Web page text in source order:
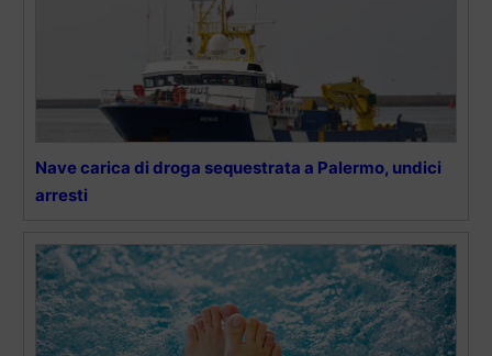
Nave carica di droga sequestrata a Palermo, undici
arresti